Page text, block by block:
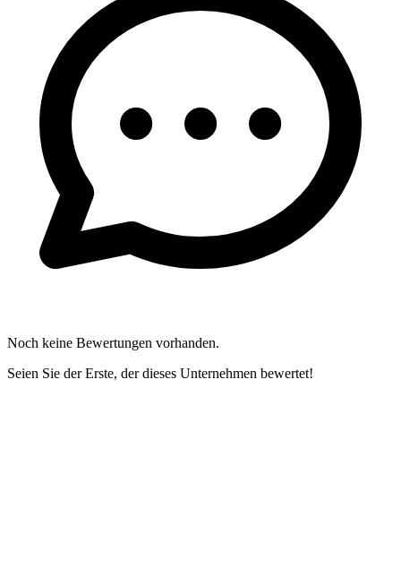
Noch keine Bewertungen vorhanden.
Seien Sie der Erste, der dieses Unternehmen bewertet!